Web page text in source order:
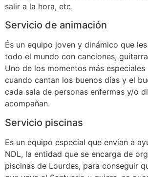
salir a la hora, etc.
Servicio de animación
És un equipo joven y dinámico que
todo el mundo con canciones,
Uno de los momentos más especiales
cuando cantan los buenos días y el
cada sala de personas enfermas y/o
acompañan.
Servicio piscinas
Es un equipo especial que envian a
NDL, la entidad que se encarga de
piscinas de Lourdes, para conseguir